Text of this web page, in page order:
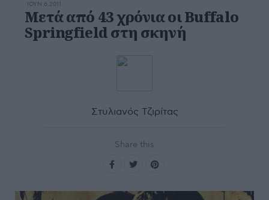
ΙΟΥΝ 6,2011
Μετά από 43 χρόνια οι Buffalo
Springfield στη σκηνή
Στυλιανός Τζιρίτας
Share this